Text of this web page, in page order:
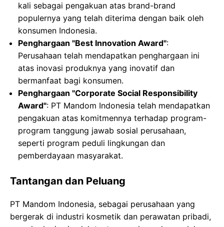
kali sebagai pengakuan atas brand-brand
populernya yang telah diterima dengan baik oleh
konsumen Indonesia.
Penghargaan "Best Innovation Award":
Perusahaan telah mendapatkan penghargaan ini
atas inovasi produknya yang inovatif dan
bermanfaat bagi konsumen.
Penghargaan "Corporate Social Responsibility
Award": PT Mandom Indonesia telah mendapatkan
pengakuan atas komitmennya terhadap program-
program tanggung jawab sosial perusahaan,
seperti program peduli lingkungan dan
pemberdayaan masyarakat.
Tantangan dan Peluang
PT Mandom Indonesia, sebagai perusahaan yang
bergerak di industri kosmetik dan perawatan pribadi,